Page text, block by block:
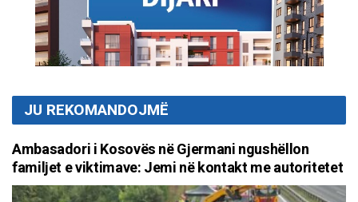
JU REKOMANDOJMË
Ambasadori i Kosovës në Gjermani ngushëllon
familjet e viktimave: Jemi në kontakt me autoritetet